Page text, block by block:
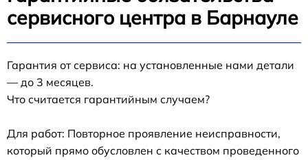
сервисного центра в Барнауле
Гарантия от сервиса: на установленные нами детали
— до 3 месяцев.
Что считается гарантийным случаем?
Для работ: Повторное проявление неисправности,
который прямо обусловлен с качеством проведенного